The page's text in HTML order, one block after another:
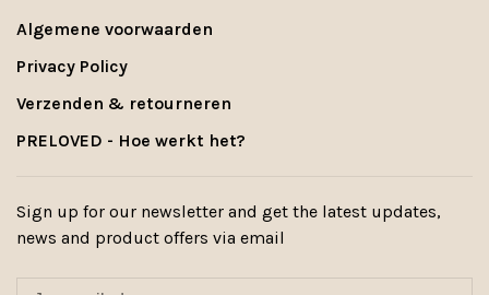
Algemene voorwaarden
Privacy Policy
Verzenden & retourneren
PRELOVED - Hoe werkt het?
Sign up for our newsletter and get the latest updates,
news and product offers via email